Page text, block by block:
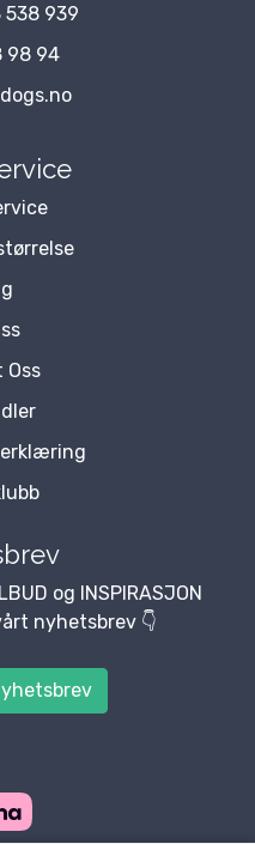
538 939
98 94
Oss
og INSPIRASJON
nyhetsbrev 👇